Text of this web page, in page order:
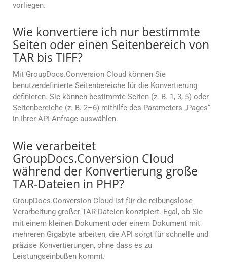
vorliegen.
Wie konvertiere ich nur bestimmte
Seiten oder einen Seitenbereich von
TAR bis TIFF?
Mit GroupDocs.Conversion Cloud können Sie
benutzerdefinierte Seitenbereiche für die Konvertierung
definieren. Sie können bestimmte Seiten (z. B. 1, 3, 5) oder
Seitenbereiche (z. B. 2–6) mithilfe des Parameters „Pages“
in Ihrer API-Anfrage auswählen.
Wie verarbeitet
GroupDocs.Conversion Cloud
während der Konvertierung große
TAR-Dateien in PHP?
GroupDocs.Conversion Cloud ist für die reibungslose
Verarbeitung großer TAR-Dateien konzipiert. Egal, ob Sie
mit einem kleinen Dokument oder einem Dokument mit
mehreren Gigabyte arbeiten, die API sorgt für schnelle und
präzise Konvertierungen, ohne dass es zu
Leistungseinbußen kommt.